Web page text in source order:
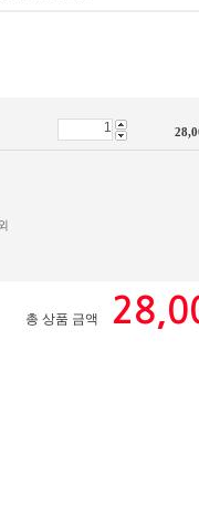
총 상품 금액